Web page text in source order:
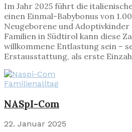
Im Jahr 2025 führt die
einen Einmal-Babybonus von
Neugeborene und
Familien in Südtirol kann diese
willkommene Entlastung sein –
Erstausstattung, als erste
Familienalltag
NASpI-Com
22. Januar 2025